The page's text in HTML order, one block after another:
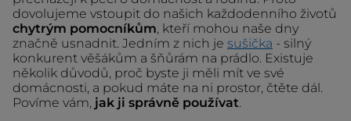
dovolujeme vstoupit do našich každodenního životů
chytrým pomocníkům , kteří mohou naše dny
značně usnadnit. Jedním z nich je sušička - silný
konkurent věšákům a šňůrám na prádlo. Existuje
několik důvodů, proč byste ji měli mít ve své
domácnosti, a pokud máte na ni prostor, čtěte dál.
Povíme vám, jak ji správně používat.